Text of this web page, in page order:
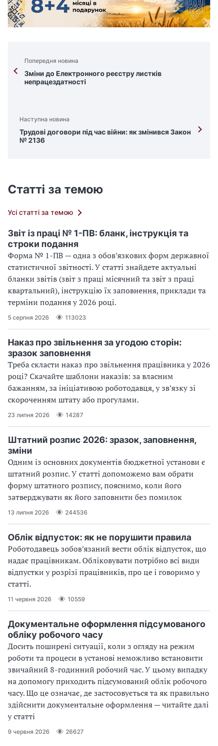
Попередня новина
Зміни до Електронного реєстру листків
непрацездатності
Наступна новина
Трудові договори під час війни: як змінився Закон
№ 2136
Статті за темою
Усі статті за темою
Звіт із праці № 1-ПВ: бланк, інструкція та
строки подання
Форма № 1-ПВ — одна з обов’язкових форм державної
статистичної звітності. У статті знайдете актуальні
бланки звітів (звіт з праці місячний та звіт з праці
квартальний), інструкцію їх заповнення, приклади та
терміни подання у 2026 році.
5 серпня 2026 113023
Наказ про звільнення за угодою сторін:
зразок заповнення
Треба скласти наказ про звільнення працівника у 2026
році? Скачайте шаблони наказів: за власним
бажанням, за ініціативою роботодавця, у зв’язку зі
скороченням штату або прогулами.
23 липня 2026 14287
Штатний розпис 2026: зразок, заповнення,
зміни
Одним із основних документів бюджетної установи є
штатний розпис. У статті допоможемо вам обрати
форму штатного розпису, пояснимо, коли його
затверджувати як його заповнити без помилок
13 липня 2026 244536
Облік відпусток: як не порушити правила
Роботодавець зобов’язаний вести облік відпусток, що
надає працівникам. Обліковувати потрібно всі види
відпустки у розрізі працівників, про це і говоримо у
статті.
11 червня 2026 10559
Документальне оформлення підсумованого
обліку робочого часу
Досить поширені ситуації, коли з огляду на режим
роботи та процеси в установі неможливо встановити
звичайний 8-годинний робочий час. У цьому випадку
на допомогу приходить підсумований облік робочого
часу. Що це означає, де застосовується та як правильно
здійснити документальне оформлення — читайте далі
у статті
9 червня 2026 26627